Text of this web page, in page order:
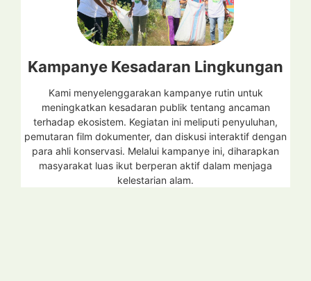
Kampanye Kesadaran Lingkungan
Kami menyelenggarakan kampanye rutin untuk
meningkatkan kesadaran publik tentang ancaman
terhadap ekosistem. Kegiatan ini meliputi penyuluhan,
pemutaran film dokumenter, dan diskusi interaktif dengan
para ahli konservasi. Melalui kampanye ini, diharapkan
masyarakat luas ikut berperan aktif dalam menjaga
kelestarian alam.